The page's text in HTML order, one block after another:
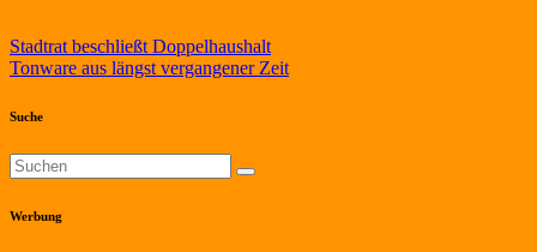
Beitragsnavigation
Stadtrat beschließt Doppelhaushalt
Tonware aus längst vergangener Zeit
Suche
Werbung